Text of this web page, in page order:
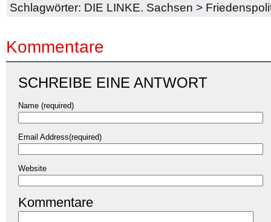
Schlagwörter: DIE LINKE. Sachsen >
Kommentare
SCHREIBE EINE ANTWORT
Name (required)
Email Address(required)
Website
Kommentare